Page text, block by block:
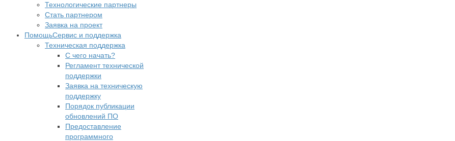
Технологические партнеры
Стать партнером
Заявка на проект
ПомощьСервис и поддержка
Техническая поддержка
С чего начать?
Регламент технической
поддержки
Заявка на техническую
поддержку
Порядок публикации
обновлений ПО
Предоставление
программного